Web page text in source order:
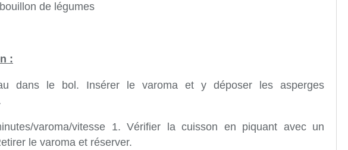
de légumes
:
dans le bol. Insérer le varoma et y déposer les asperges
varoma/vitesse 1. Vérifier la cuisson en piquant avec un
le varoma et réserver.